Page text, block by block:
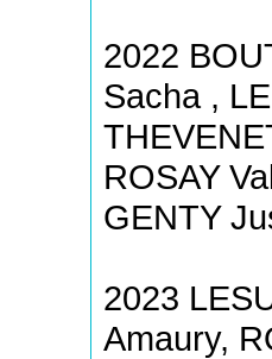
2022
Sacha ,
ROSAY
GENTY
2023
Amaury,